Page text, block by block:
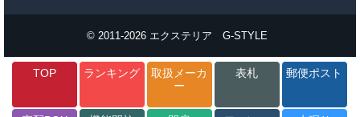
© 2011-2026 エクステリア G-STYLE
TOP ランキング
取扱メーカ
ー
表札 郵便ポスト